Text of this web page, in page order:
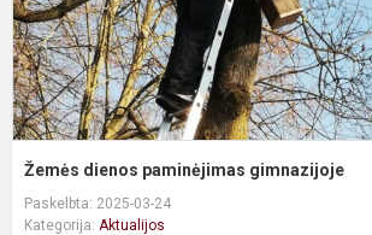
Žemės dienos paminėjimas gimnazijoje
Paskelbta: 2025-03-24
Kategorija: Aktualijos